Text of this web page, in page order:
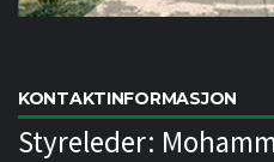
KONTAKTINFORMASJON
Styreleder: